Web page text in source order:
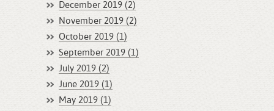
December 2019 (2)
November 2019 (2)
October 2019 (1)
September 2019 (1)
July 2019 (2)
June 2019 (1)
May 2019 (1)